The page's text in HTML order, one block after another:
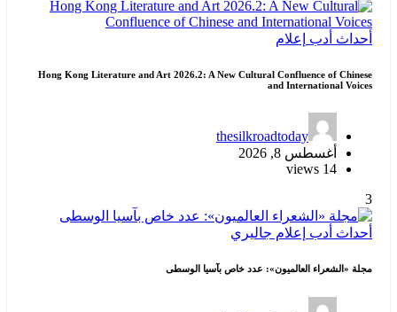
Hong Kong Literature and Art 2026.2: A New
خاص بآسيا الوسطى